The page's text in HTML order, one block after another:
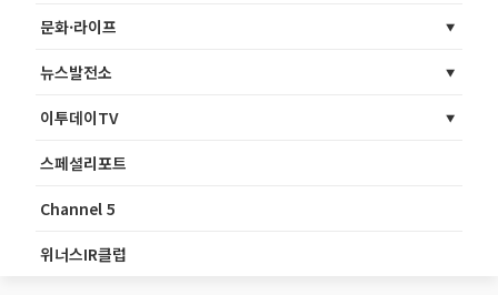
문화·라이프
뉴스발전소
이투데이TV
스페셜리포트
Channel 5
위너스IR클럽